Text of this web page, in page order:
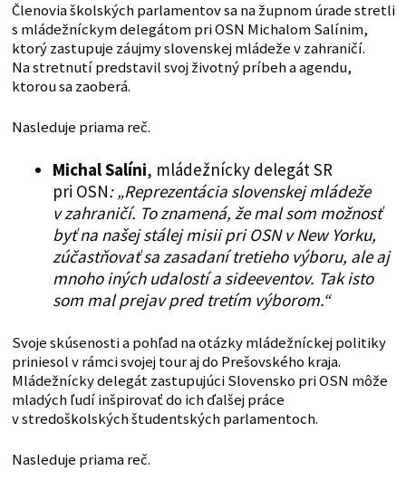
Členovia školských parlamentov sa na župnom úrade stretli
s mládežníckym delegátom pri OSN Michalom Salínim,
ktorý zastupuje záujmy slovenskej mládeže v zahraničí.
Na stretnutí predstavil svoj životný príbeh a agendu,
ktorou sa zaoberá.
Nasleduje priama reč.
Michal Salíni, mládežnícky delegát SR
pri OSN: „Reprezentácia slovenskej mládeže
v zahraničí. To znamená, že mal som možnosť
byť na našej stálej misii pri OSN v New Yorku,
zúčastňovať sa zasadaní tretieho výboru, ale aj
mnoho iných udalostí a sideeventov. Tak isto
som mal prejav pred tretím výborom.“
Svoje skúsenosti a pohľad na otázky mládežníckej politiky
priniesol v rámci svojej tour aj do Prešovského kraja.
Mládežnícky delegát zastupujúci Slovensko pri OSN môže
mladých ľudí inšpirovať do ich ďalšej práce
v stredoškolských študentských parlamentoch.
Nasleduje priama reč.